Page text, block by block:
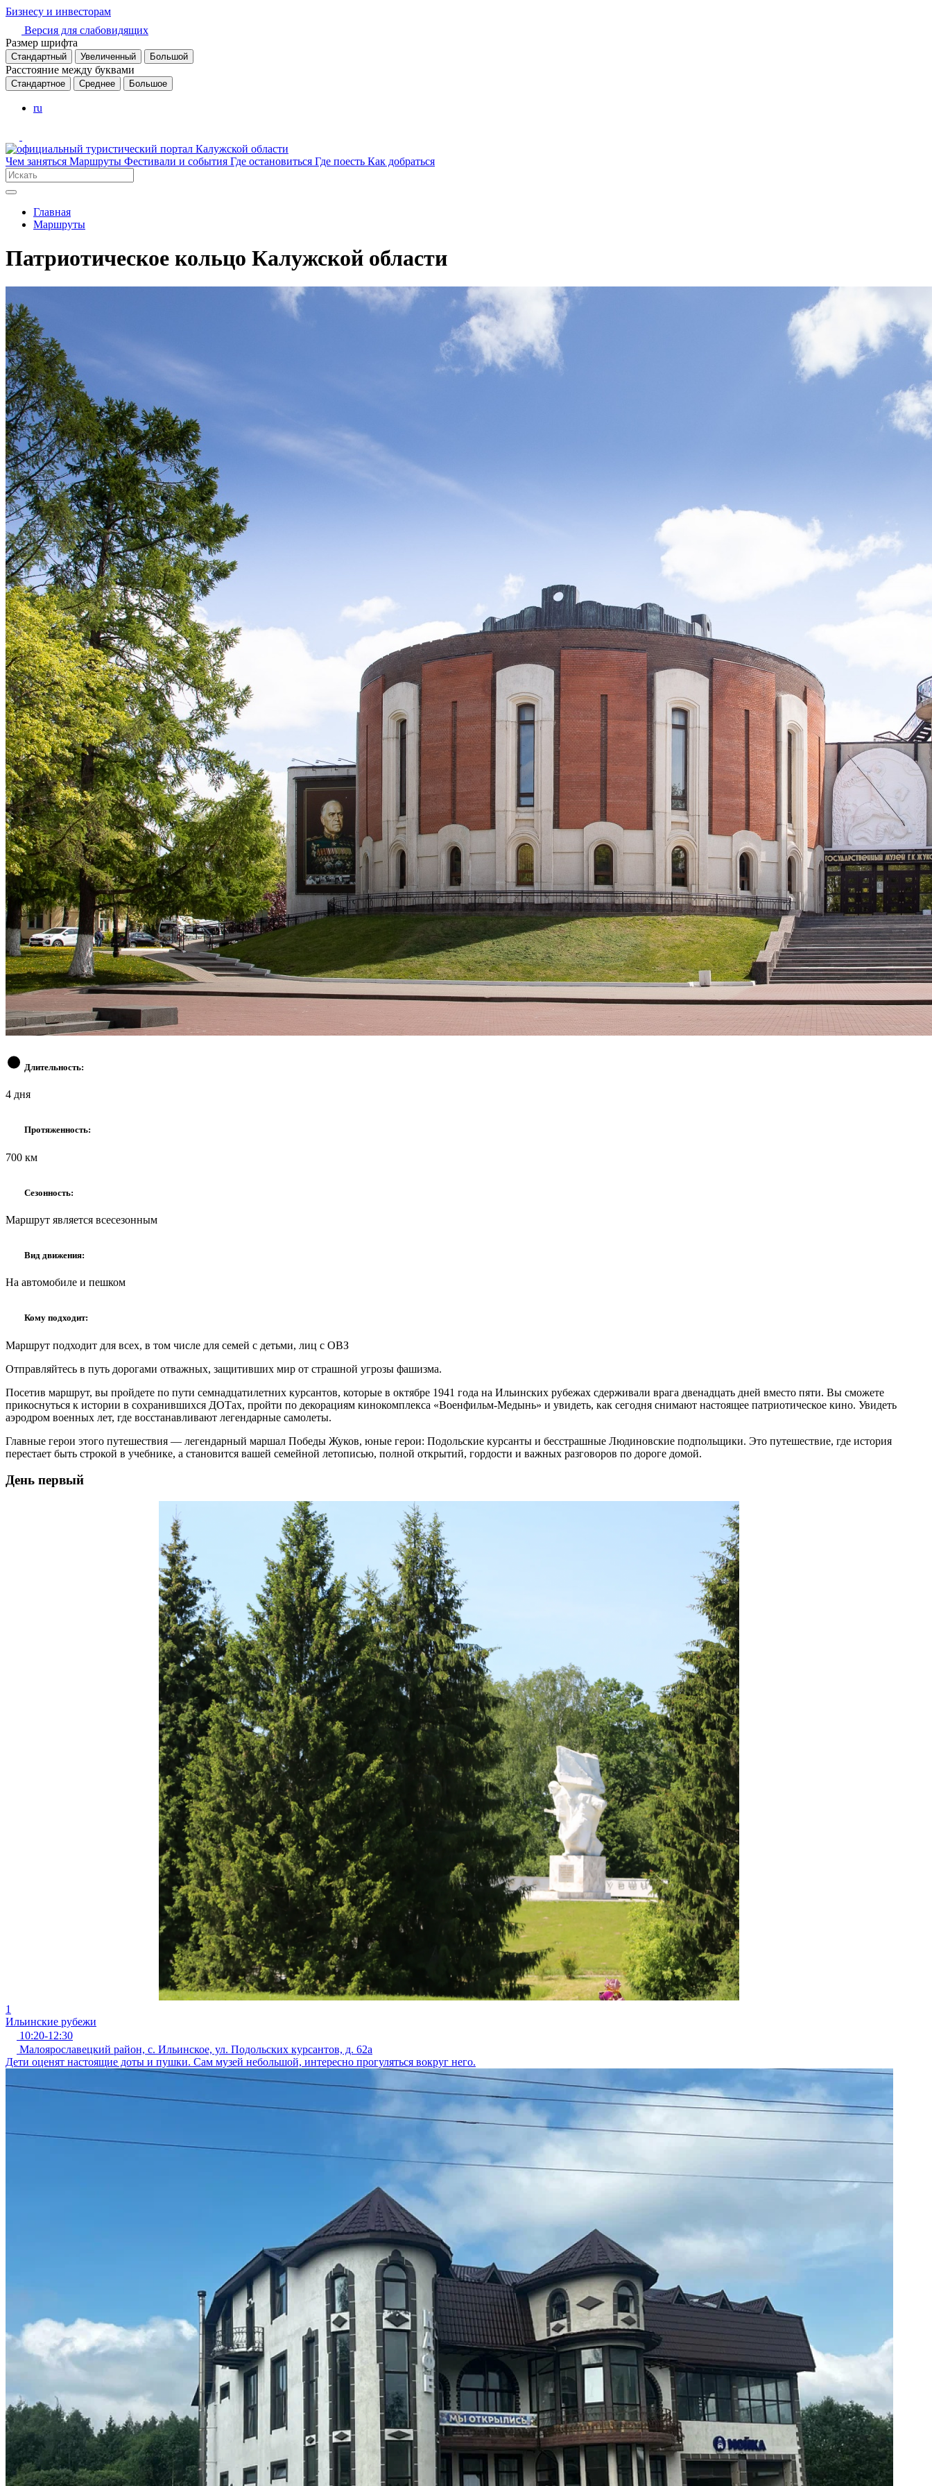
Бизнесу и инвесторам
Версия для слабовидящих
Размер шрифта
Стандартный Увеличенный Большой
Расстояние между буквами
Стандартное Среднее Большое
ru
Чем заняться Маршруты Фестивали и события Где остановиться Где поесть Как добраться
Главная
Маршруты
Патриотическое кольцо Калужской области
Длительность:
4 дня
Протяженность:
700 км
Сезонность:
Маршрут является всесезонным
Вид движения:
На автомобиле и пешком
Кому подходит:
Маршрут подходит для всех, в том числе для семей с детьми, лиц с ОВЗ
Отправляйтесь в путь дорогами отважных, защитивших мир от страшной угрозы фашизма.
Посетив маршрут, вы пройдете по пути семнадцатилетних курсантов, которые в октябре 1941 года на Ильинских рубежах сдерживали врага двенадцать дней вместо пяти. Вы сможете
прикоснуться к истории в сохранившихся ДОТах, пройти по декорациям кинокомплекса «Военфильм-Медынь» и увидеть, как сегодня снимают настоящее патриотическое кино. Увидеть
аэродром военных лет, где восстанавливают легендарные самолеты.
Главные герои этого путешествия — легендарный маршал Победы Жуков, юные герои: Подольские курсанты и бесстрашные Людиновские подпольщики. Это путешествие, где история
перестает быть строкой в учебнике, а становится вашей семейной летописью, полной открытий, гордости и важных разговоров по дороге домой.
День первый
1
Ильинские рубежи
10:20-12:30
Малоярославецкий район, с. Ильинское, ул. Подольских курсантов, д. 62а
Дети оценят настоящие доты и пушки. Сам музей небольшой, интересно прогуляться вокруг него.